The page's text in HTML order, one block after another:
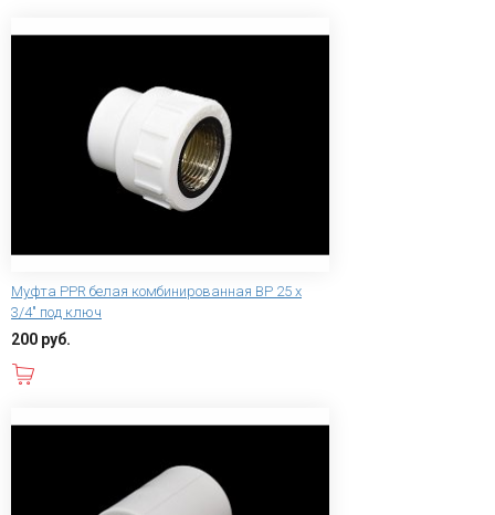
Муфта PPR белая комбинированная ВР 25 х
3/4" под ключ
200 руб.